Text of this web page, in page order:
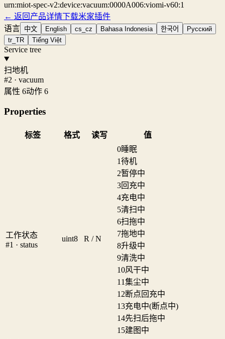
urn:miot-spec-v2:device:vacuum:0000A006:viomi-v60:1
← 返回产品详情下载米家插件
语言 中文 English cs_cz Bahasa Indonesia 한국어
Русский
tr_TR
Tiếng Việt
Service tree
扫地机
#2 · vacuum
属性 6动作 6
Properties
标签 格式 读写 值
工作状态
#1 · status
uint8 R / N
0睡眠
1待机
2暂停中
3回充中
4充电中
5清扫中
6扫拖中
7拖地中
8升级中
9清洗中
10风干中
11集尘中
12断点回充中
13充电中(断点中)
14先扫后拖中
15建图中